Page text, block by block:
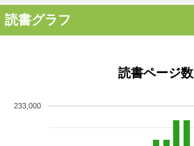
読書グラフ
読書ページ数
233,000